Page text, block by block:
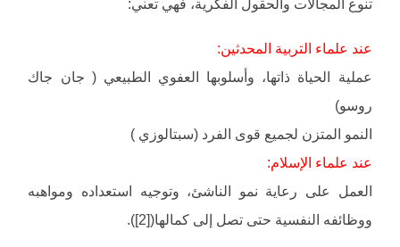
تنوع المجالات والحقول الفكرية، فهي تعني:
عند علماء التربية المحدثين:
عملية الحياة ذاتها، وأسلوبها العفوي الطبيعي ( جان جاك
روسو)
النمو المتزن لجميع قوى الفرد (سبتالوزي )
عند علماء الإسلام:
العمل على رعاية نمو الناشئ، وتوجيه استعداده ومواهبه
ووظائفه النفسية حتى تصل إلى كمالها([2]).